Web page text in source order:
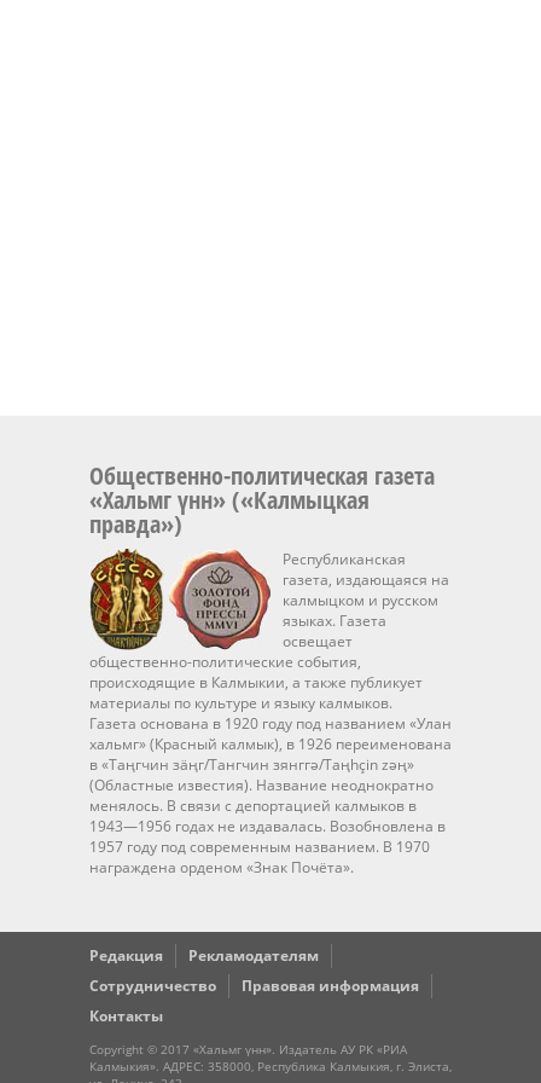
Общественно-политическая газета
«Хальмг үнн» («Калмыцкая
правда»)
Республиканская
газета, издающаяся на
калмыцком и русском
языках. Газета
освещает
общественно-политические события,
происходящие в Калмыкии, а также публикует
материалы по культуре и языку калмыков.
Газета основана в 1920 году под названием «Улан
хальмг» (Красный калмык), в 1926 переименована
в «Таңгчин зäңг/Тангчин зянггә/Taңhçin zәң»
(Областные известия). Название неоднократно
менялось. В связи с депортацией калмыков в
1943—1956 годах не издавалась. Возобновлена в
1957 году под современным названием. В 1970
награждена орденом «Знак Почёта».
Редакция
Рекламодателям
Сотрудничество
Правовая информация
Контакты
Copyright © 2017 «Хальмг үнн». Издатель АУ РК «РИА
Калмыкия». АДРЕС: 358000, Республика Калмыкия, г. Элиста,